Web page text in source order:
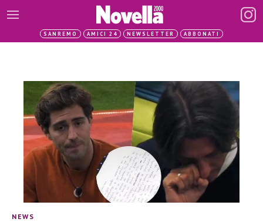
SANREMO AMICI 24 NEWSLETTER ABBONATI
NEWS